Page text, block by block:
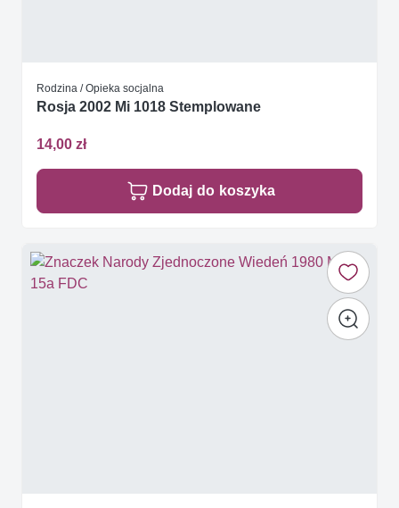
Rodzina / Opieka socjalna
Rosja 2002 Mi 1018 Stemplowane
14,00 zł
Dodaj do koszyka